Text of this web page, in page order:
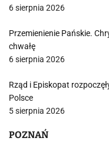
6 sierpnia 2026
Przemienienie Pańskie.
chwałę
6 sierpnia 2026
Rząd i Episkopat
Polsce
5 sierpnia 2026
POZNAŃ